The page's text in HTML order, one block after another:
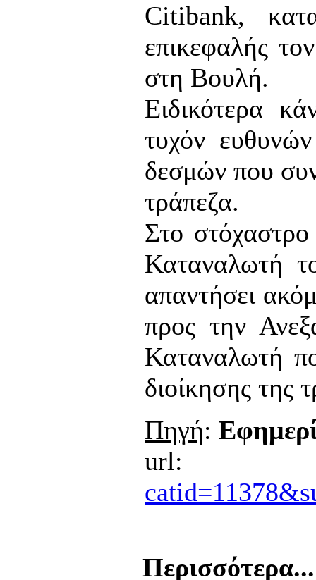
Citibank,
επικεφαλής
στη Βουλή.
Ειδικότερα
τυχόν
δεσμών που
τράπεζα.
Στο
Καταναλωτή
απαντήσει
προς την
Καταναλωτή
διοίκησης της
Πηγή:
Περισσότερα...